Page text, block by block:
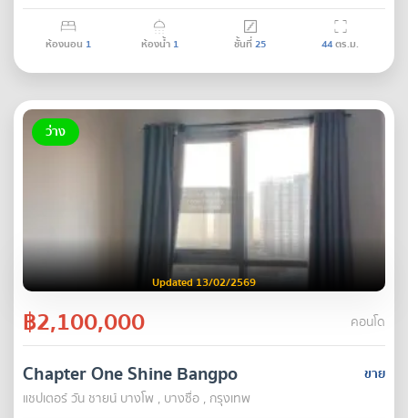
ห้องนอน 1 ห้องน้ำ 1 ชั้นที่25 44ตร.ม.
ว่าง
Updated 13/02/2569
฿2,100,000 คอนโด
ขาย
Chapter One Shine Bangpo
แชปเตอร์ วัน ชายน์ บางโพ , บางซื่อ , กรุงเทพ